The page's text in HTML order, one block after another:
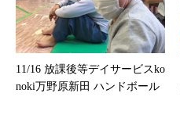
11/16 放課後等デイサービスko
noki万野原新田 ハンドボール